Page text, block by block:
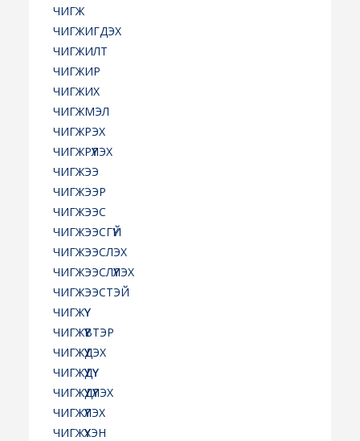
ЧИГЖ
ЧИГЖИГДЭХ
ЧИГЖИЛТ
ЧИГЖИР
ЧИГЖИХ
ЧИГЖМЭЛ
ЧИГЖРЭХ
ЧИГЖРҮҮЛЭХ
ЧИГЖЭЭ
ЧИГЖЭЭР
ЧИГЖЭЭС
ЧИГЖЭЭСГҮЙ
ЧИГЖЭЭСЛЭХ
ЧИГЖЭЭСЛҮҮЛЭХ
ЧИГЖЭЭСТЭЙ
ЧИГЖҮҮ
ЧИГЖҮҮВТЭР
ЧИГЖҮҮДЭХ
ЧИГЖҮҮДҮҮ
ЧИГЖҮҮДҮҮЛЭХ
ЧИГЖҮҮЛЭХ
ЧИГЖҮҮХЭН